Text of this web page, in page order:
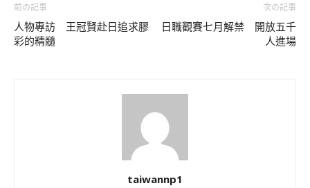
前の記事
人物專訪 王冠賢赴日追求膠
彩的精髓
次の記事
日職觀賽七月解禁 開放五千
人進場
taiwannp1